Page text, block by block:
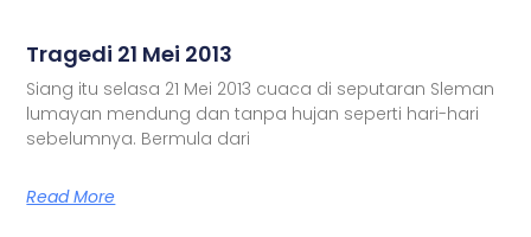
Tragedi 21 Mei 2013
Siang itu selasa 21 Mei 2013 cuaca di seputaran Sleman
lumayan mendung dan tanpa hujan seperti hari-hari
sebelumnya. Bermula dari
Read More